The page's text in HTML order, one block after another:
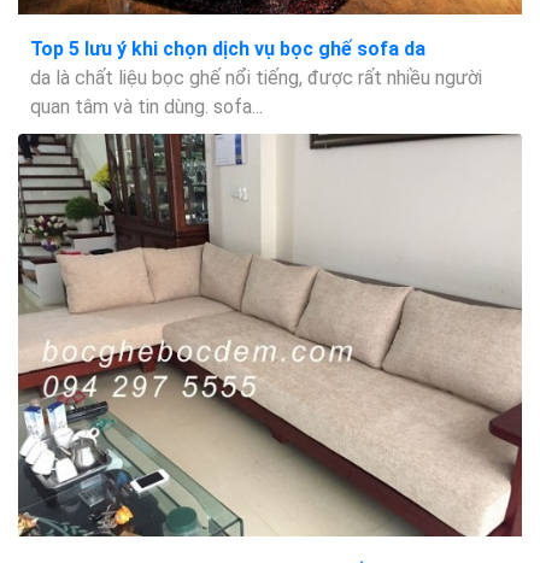
Top 5 lưu ý khi chọn dịch vụ bọc ghế sofa da
da là chất liệu bọc ghế nổi tiếng, được rất nhiều người
quan tâm và tin dùng. sofa...